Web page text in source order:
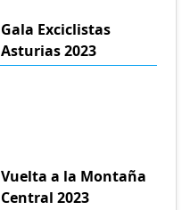
Gala Exciclistas
Asturias 2023
Vuelta a la Montaña
Central 2023